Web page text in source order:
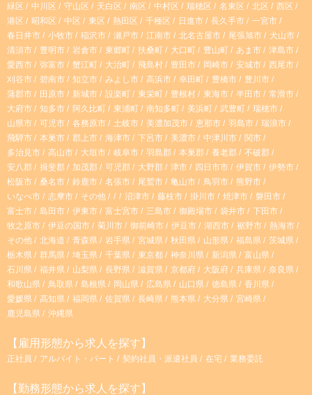
a
g
r
a
m
o
k
緑区 中川区 守山区 天白区 南区 中村区 瑞穂区 名東区 北区
西区
港区
昭和区 中区 東区 熱田区 千種区 日進市 長久手市
一宮市
春日井市
小牧市 稲沢市 瀬戸市 江南市 北名古屋市 尾張旭市
犬山市
清須市
豊明市 岩倉市 東郷町 扶桑町 大口町 豊山町 あま市
津島市
愛西市
弥富市 蟹江町 大治町 飛島村 豊田市 岡崎市 安城市
西尾市
刈谷市
碧南市 知立市 みよし市 高浜市 幸田町 豊橋市
豊川市
蒲郡市
田原市 新城市 設楽町 東栄町 豊根村 東海市 半田市
常滑市
大府市
知多市 阿久比町 東浦町 南知多町 美浜町 武豊町
瑞穂市
山県市
可児市 各務原市 土岐市 美濃加茂市 恵那市 羽島市
瑞浪市
飛騨市
本巣市 郡上市 海津市 下呂市 美濃市 中津川市
関市
多治見市
高山市 大垣市 岐阜市 羽島郡 本巣郡 養老郡
不破郡
安八郡
揖斐郡 加茂郡 可児郡 大野郡 津市 四日市市 伊賀市
伊勢市
松阪市
桑名市 鈴鹿市 名張市 尾鷲市 亀山市 鳥羽市
熊野市
いなべ市
志摩市 その他 沼津市 藤枝市 掛川市 焼津市
磐田市
富士市
島田市 伊東市 富士宮市 三島市 御殿場市 袋井市
下田市
牧之原市
伊豆の国市 菊川市 御前崎市 伊豆市 湖西市 裾野市
熱海市
その他
北海道 青森県 岩手県 宮城県 秋田県 山形県 福島県
茨城県
栃木県
群馬県 埼玉県 千葉県 東京都 神奈川県 新潟県
富山県
石川県
福井県 山梨県 長野県 滋賀県 京都府 大阪府 兵庫県
奈良県
和歌山県
鳥取県 島根県 岡山県 広島県 山口県 徳島県
香川県
愛媛県
高知県 福岡県 佐賀県 長崎県 熊本県 大分県
宮崎県
鹿児島県
沖縄県
【雇用形態から求人を探す】
正社員 アルバイト・パート 契約社員・派遣社員 在宅 業務委託
【勤務形態から求人を探す】